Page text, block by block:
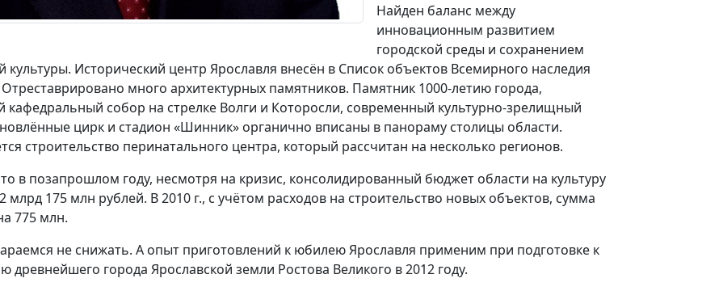
Найден баланс между
инновационным развитием
городской среды и сохранением
культуры. Исторический центр Ярославля внесён в Список объектов Всемирного наследия
много архитектурных памятников. Памятник 1000-летию города,
кафедральный собор на стрелке Волги и Которосли, современный культурно-зрелищный
цирк и стадион «Шинник» органично вписаны в панораму столицы области.
строительство перинатального центра, который рассчитан на несколько регионов.
в позапрошлом году, несмотря на кризис, консолидированный бюджет области на культуру
млрд 175 млн рублей. В 2010 г., с учётом расходов на строительство новых объектов, сумма
775 млн.
не снижать. А опыт приготовлений к юбилею Ярославля применим при подготовке к
древнейшего города Ярославской земли Ростова Великого в 2012 году.